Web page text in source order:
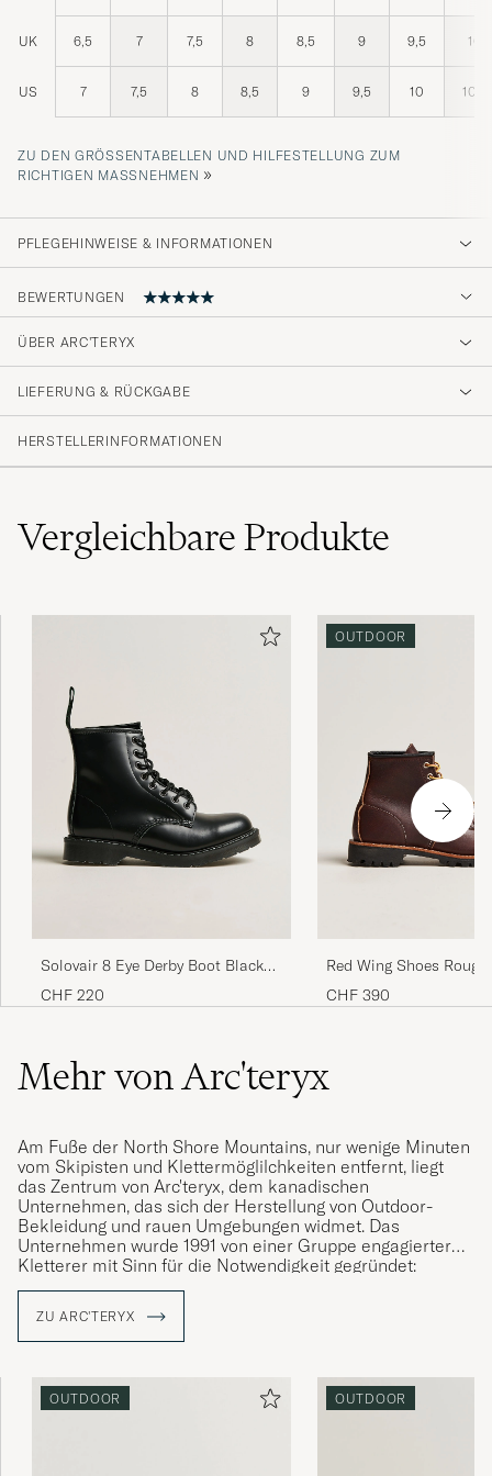
UK 6,5 7 7,5 8 8,5 9 9,5 10
US 7 7,5 8 8,5 9 9,5 10 10,5
ZU DEN GRÖSSENTABELLEN UND HILFESTELLUNG ZUM R
ICHTIGEN MASSNEHMEN
»
PFLEGEHINWEISE & INFORMATIONEN
BEWERTUNGEN
Sköna skor, otroligt lätta på fötterna. Detta är
mitt andra par då denna färg varit slutsåld.
Kvaliteten verkar bra på de andra vilka jag
använt några gånger i veckan i ca 6 månader.
Lågt slitage på innertyg och undersulan. Bra
Något sämre grepp undertill om halt ute
vintertid. Rekommenderar att gå upp en
DANIEL S GEKAUFT AM AUF CAREOFCARL.SE
ÜBER ARC'TERYX
LIEFERUNG & RÜCKGABE
HERSTELLERINFORMATIONEN
VergleichbareProdukte
Solovair 8 Eye Derby Boot Black
Shine
CHF 220
OUTDOOR
Red Wing Shoes
Briar Oil Slick Leather
CHF 390
Mehr von Arc'teryx
Am Fuße der North Shore Mountains, nur wenige Minuten
vom Skipisten und Klettermöglilchkeiten entfernt, liegt
das Zentrum von Arc'teryx, dem kanadischen
Unternehmen, das sich der Herstellung von Outdoor-
Bekleidung und rauen Umgebungen widmet. Das
Unternehmen wurde 1991 von einer Gruppe engagierter
Kletterer mit Sinn für die Notwendigkeit gegründet:
einfache Lösungen für komplexe Herausforderungen und
unabhängig von äußeren Bedingungen in dem Moment zu
leben. Die Nachbarschaft ist ein ausgezeichnetes
Produkten, die über einen längeren Zeitraum hinweg eine
über den Erwartungen liegende Leistung erbringen, wobei
ZU ARC'TERYX
OUTDOOR OUTDOOR